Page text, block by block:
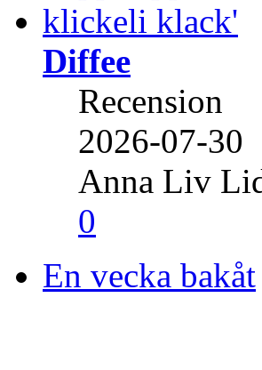
Diffee
Recension
2026-07-30
Anna Liv
0
En vecka bakåt